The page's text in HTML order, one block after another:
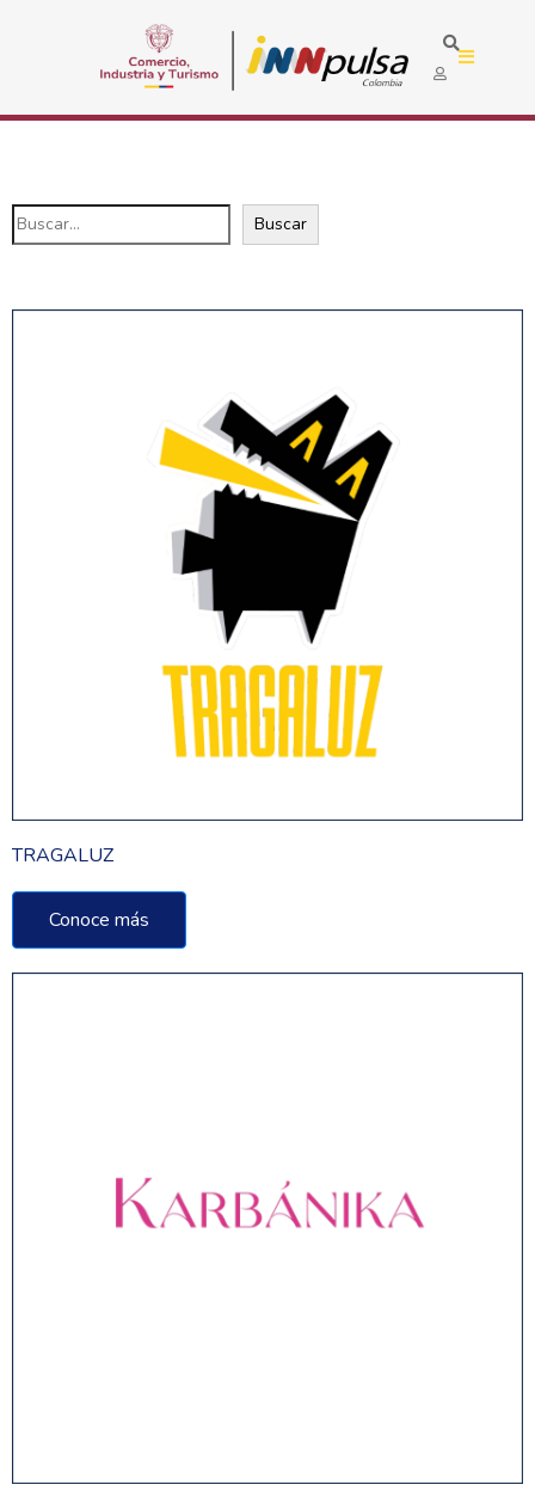
Buscar
TRAGALUZ
Conoce más